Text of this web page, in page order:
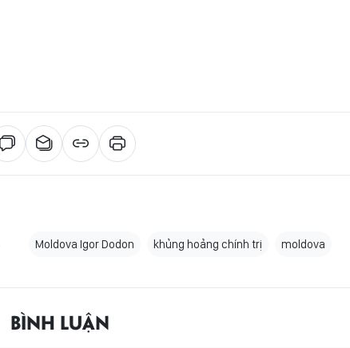
Moldova Igor Dodon khủng hoảng chính trị moldova
BÌNH LUẬN